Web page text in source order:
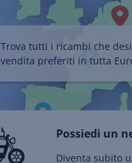
Trova tutti i ricambi che
vendita preferiti in tutta
Possiedi un
Diventa subito